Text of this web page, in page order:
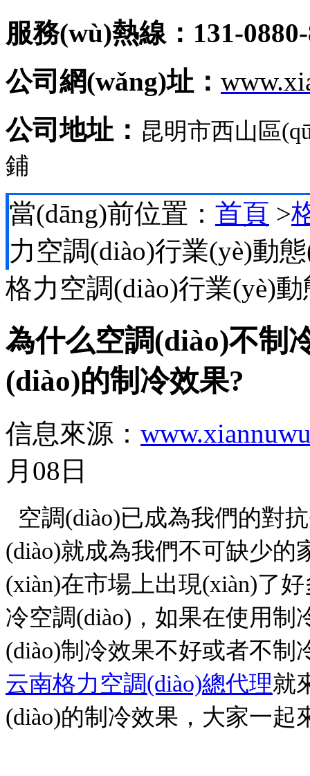
服務(wù)熱線：131-
公司網(wǎng)址：
公司地址： 昆明市西山區
鋪
當(dāng)前位置： 首頁 >
力空調(diào)行業(yè)動
格力空調(diào)行業(yè)
為什么空調(diào)不制
(diào)的制冷效果?
信息來源：
月08日
空調(diào)已成為我們的對抗
(diào)就成為我們不可缺少的
(xiàn)在市場上出現(xiàn)了好
冷空調(diào)，如果在使
(diào)制冷效果不好或者不制
云南格力空調(diào)總代理就
(diào)的制冷效果，大家一起來看